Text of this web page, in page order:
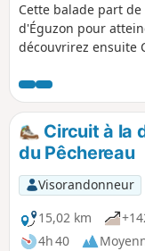
Cette balade part
d'Éguzon pour
découvrirez ensuite
belvédère du
passerelle érigée
les bords de la
barrage imposant
mieux l'apprécier.
Circuit à la
du Pêchereau
Visorandonneur
15,02 km
4h 40